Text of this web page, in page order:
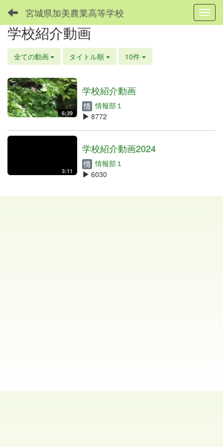
宮城県加美農業高等学校
学校紹介動画
全ての動画 タイトル順 10件
6:39
学校紹介動画
情報部１
8772
3:11
学校紹介動画2024
情報部１
6030